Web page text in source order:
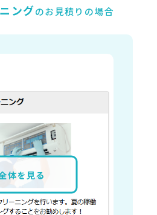
ングのお見積りの場合
体を見る